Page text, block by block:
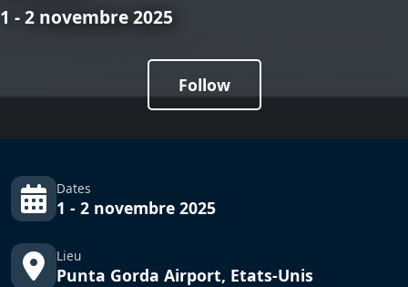
1 - 2 novembre 2025
Follow
Dates
1 - 2 novembre 2025
Lieu
Punta Gorda Airport, Etats-Unis